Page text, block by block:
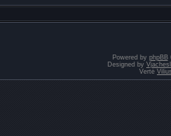
Powered by phpBB
Designed by
Vertė